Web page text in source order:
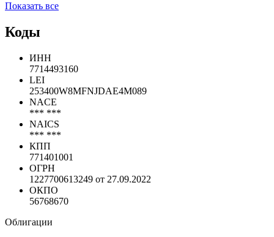
Показать все
Коды
ИНН
7714493160
LEI
253400W8MFNJDAE4M089
NACE
*** ***
NAICS
*** ***
КПП
771401001
ОГРН
1227700613249 от 27.09.2022
ОКПО
56768670
Облигации